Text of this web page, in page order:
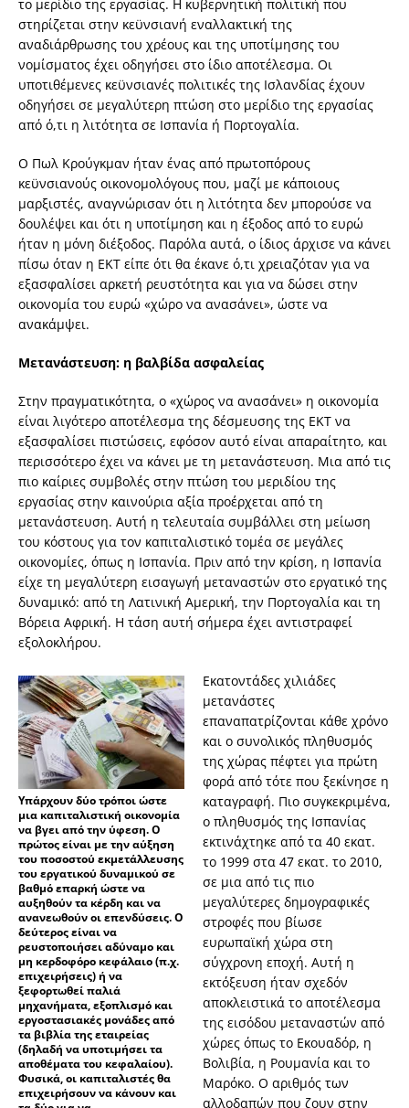
το μερίδιο της εργασίας. Η κυβερνητική πολιτική που
στηρίζεται στην κεϋνσιανή εναλλακτική της
αναδιάρθρωσης του χρέους και της υποτίμησης του
νομίσματος έχει οδηγήσει στο ίδιο αποτέλεσμα. Οι
υποτιθέμενες κεϋνσιανές πολιτικές της Ισλανδίας έχουν
οδηγήσει σε μεγαλύτερη πτώση στο μερίδιο της εργασίας
από ό,τι η λιτότητα σε Ισπανία ή Πορτογαλία.
Ο Πωλ Κρούγκμαν ήταν ένας από πρωτοπόρους
κεϋνσιανούς οικονομολόγους που, μαζί με κάποιους
μαρξιστές, αναγνώρισαν ότι η λιτότητα δεν μπορούσε να
δουλέψει και ότι η υποτίμηση και η έξοδος από το ευρώ
ήταν η μόνη διέξοδος. Παρόλα αυτά, ο ίδιος άρχισε να κάνει
πίσω όταν η ΕΚΤ είπε ότι θα έκανε ό,τι χρειαζόταν για να
εξασφαλίσει αρκετή ρευστότητα και για να δώσει στην
οικονομία του ευρώ «χώρο να ανασάνει», ώστε να
ανακάμψει.
Μετανάστευση: η βαλβίδα ασφαλείας
Στην πραγματικότητα, ο «χώρος να ανασάνει» η οικονομία
είναι λιγότερο αποτέλεσμα της δέσμευσης της ΕΚΤ να
εξασφαλίσει πιστώσεις, εφόσον αυτό είναι απαραίτητο, και
περισσότερο έχει να κάνει με τη μετανάστευση. Μια από τις
πιο καίριες συμβολές στην πτώση του μεριδίου της
εργασίας στην καινούρια αξία προέρχεται από τη
μετανάστευση. Αυτή η τελευταία συμβάλλει στη μείωση
του κόστους για τον καπιταλιστικό τομέα σε μεγάλες
οικονομίες, όπως η Ισπανία. Πριν από την κρίση, η Ισπανία
είχε τη μεγαλύτερη εισαγωγή μεταναστών στο εργατικό της
δυναμικό: από τη Λατινική Αμερική, την Πορτογαλία και τη
Βόρεια Αφρική. Η τάση αυτή σήμερα έχει αντιστραφεί
εξολοκλήρου.
Υπάρχουν δύο τρόποι ώστε
μια καπιταλιστική οικονομία
να βγει από την ύφεση. Ο
πρώτος είναι με την αύξηση
του ποσοστού εκμετάλλευσης
του εργατικού δυναμικού σε
βαθμό επαρκή ώστε να
αυξηθούν τα κέρδη και να
ανανεωθούν οι επενδύσεις. Ο
δεύτερος είναι να
ρευστοποιήσει αδύναμο και
μη κερδοφόρο κεφάλαιο (π.χ.
επιχειρήσεις) ή να
ξεφορτωθεί παλιά
μηχανήματα, εξοπλισμό και
εργοστασιακές μονάδες από
τα βιβλία της εταιρείας
(δηλαδή να υποτιμήσει τα
αποθέματα του κεφαλαίου).
Φυσικά, οι καπιταλιστές θα
επιχειρήσουν να κάνουν και
Εκατοντάδες χιλιάδες
μετανάστες
επαναπατρίζονται κάθε χρόνο
και ο συνολικός πληθυσμός
της χώρας πέφτει για πρώτη
φορά από τότε που ξεκίνησε η
καταγραφή. Πιο συγκεκριμένα,
ο πληθυσμός της Ισπανίας
εκτινάχτηκε από τα 40 εκατ.
το 1999 στα 47 εκατ. το 2010,
σε μια από τις πιο
μεγαλύτερες δημογραφικές
στροφές που βίωσε
ευρωπαϊκή χώρα στη
σύγχρονη εποχή. Αυτή η
εκτόξευση ήταν σχεδόν
αποκλειστικά το αποτέλεσμα
της εισόδου μεταναστών από
χώρες όπως το Εκουαδόρ, η
Βολιβία, η Ρουμανία και το
Μαρόκο. Ο αριθμός των
αλλοδαπών που ζουν στην